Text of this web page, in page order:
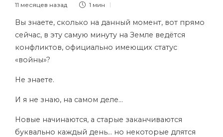
11 месяцев назад 1 мин
Вы знаете, сколько на данный момент, вот прямо
сейчас, в эту самую минуту на Земле ведётся
конфликтов, официально имеющих статус
«войны»?
Не знаете.
И я не знаю, на самом деле…
Новые начинаются, а старые заканчиваются
буквально каждый день… но некоторые длятся